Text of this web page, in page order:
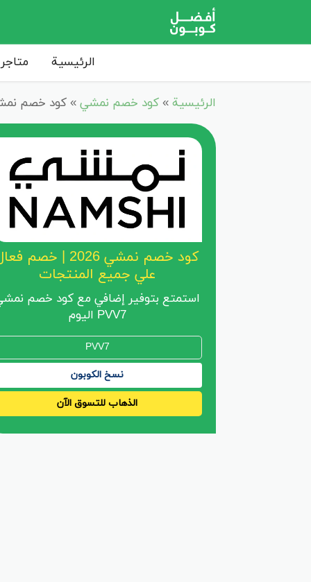
الرئيسية
الرئيسية » كود خصم نمشي » كود خصم نمشي 2026 | خصم فعال علي جميع
كود خصم نمشي 2026 | خصم
علي جميع المنتجات
استمتع بتوفير إضافي مع كود خصم
PVV7 اليوم
نسخ الكوبون
الذهاب للتسوق الآن